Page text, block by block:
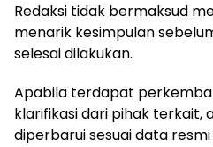
Redaksi tidak bermaksud
menarik kesimpulan
selesai dilakukan.
Apabila terdapat
klarifikasi dari pihak terkait,
diperbarui sesuai data